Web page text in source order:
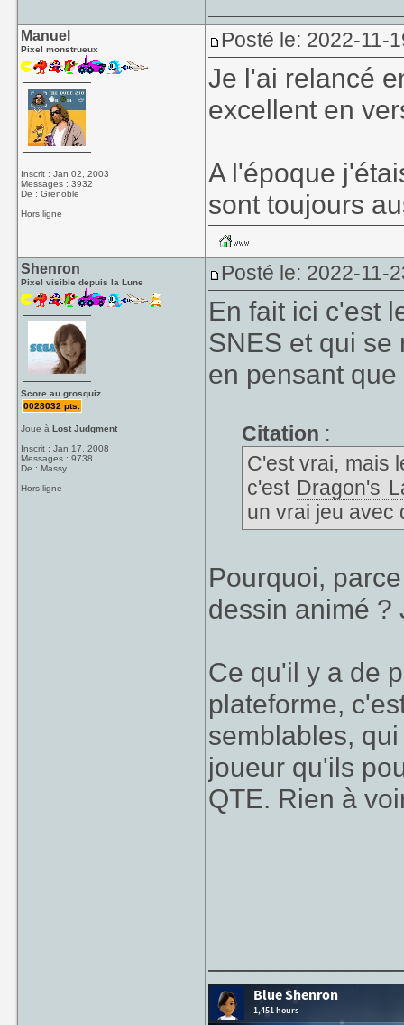
Manuel
Pixel monstrueux
Inscrit : Jan 02, 2003
Messages : 3932
De : Grenoble
Hors ligne
Posté le: 2022-11-
Je l'ai relancé
excellent en
A l'époque
sont toujours
Shenron
Pixel visible depuis la Lune
Score au grosquiz
0028032 pts.
Joue àLost Judgment
Inscrit : Jan 17, 2008
Messages : 9738
De : Massy
Hors ligne
Posté le: 2022-11-
En fait ici c'est
SNES et qui se
en pensant
Citation :
C'est vrai, mais
c'est Dragon's
un vrai jeu avec
Pourquoi,
dessin animé ?
Ce qu'il y a de
plateforme,
semblables,
joueur qu'ils
QTE. Rien à